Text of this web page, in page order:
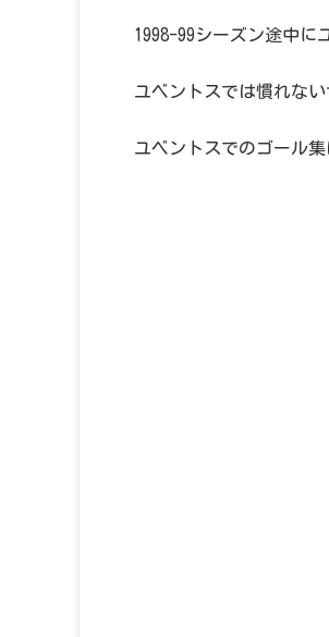
1998-99シーズン途中に
ユベントスでは慣れな
ユベントスでのゴール集